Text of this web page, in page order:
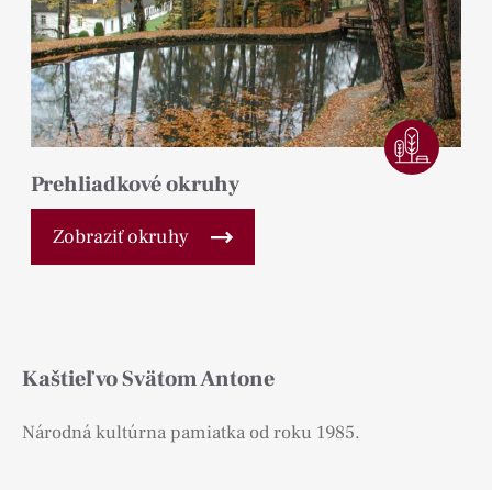
Prehliadkové okruhy
Zobraziť okruhy
Kaštieľ vo Svätom Antone
Národná kultúrna pamiatka od roku 1985.